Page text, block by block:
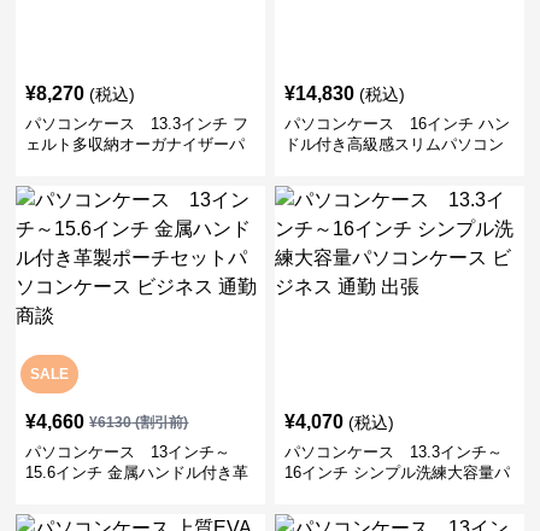
¥8,270 (税込)
パソコンケース 13.3インチ フ
ェルト多収納オーガナイザーパ
宅ワーク
¥14,830 (税込)
パソコンケース 16インチ ハン
ドル付き高級感スリムパソコン
SALE
¥4,660 ¥6130(割引前)
パソコンケース 13インチ～
15.6インチ 金属ハンドル付き革
ビジネス 通勤 商談
¥4,070 (税込)
パソコンケース 13.3インチ～
16インチ シンプル洗練大容量パ
張